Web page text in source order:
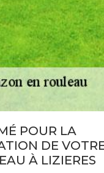
POUR LA
DE
À LIZIERES